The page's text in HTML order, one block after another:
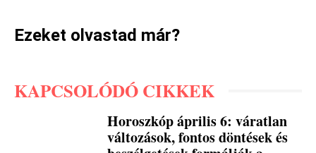
Ezeket olvastad már?
KAPCSOLÓDÓ CIKKEK
Horoszkóp április 6: váratlan
változások, fontos döntések és